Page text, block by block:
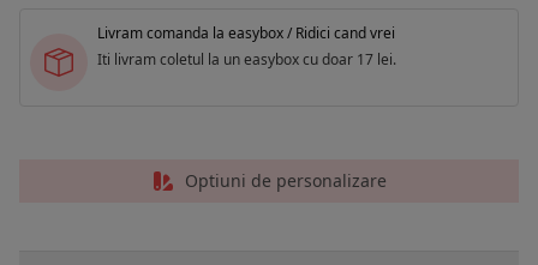
Livram comanda la easybox / Ridici cand vrei
Iti livram coletul la un easybox cu doar 17 lei.
Optiuni de personalizare